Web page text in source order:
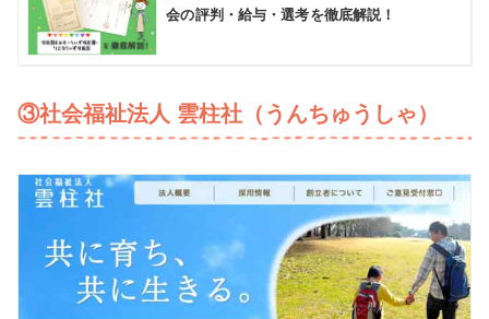
会の評判・給与・選考を徹底解説！
③社会福祉法人 雲柱社（うんちゅうしゃ）